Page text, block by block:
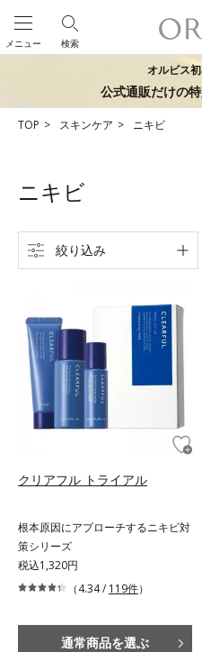
検索
メニュー
オルビス
公式通販だけの
TOP スキンケア ニキビ
ニキビ
絞り込み
クリアフル トライアル
根本原因にアプローチするニキビ対
策シリーズ
税込1,320円
（4.34 / 119件）
通常商品を選ぶ